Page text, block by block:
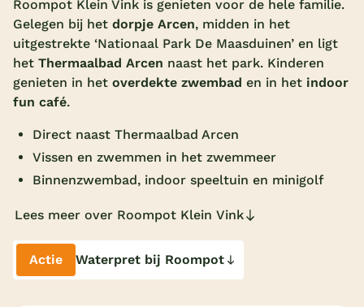
Overdekt zwembad
Wildwaterbaan
Indoor speeltuin
Keuzehulp
Nederland
Veluwe
Roompot Klein Vink is genieten voor de hele familie.
Gelegen bij het dorpje Arcen, midden in het
uitgestrekte ‘Nationaal Park De Maasduinen’ en ligt
het Thermaalbad Arcen naast het park. Kinderen
genieten in het overdekte zwembad en in het indoor
fun café.
Direct naast Thermaalbad Arcen
Vissen en zwemmen in het zwemmeer
Binnenzwembad, indoor speeltuin en minigolf
Lees meer over Roompot Klein Vink
Actie Waterpret bij Roompot